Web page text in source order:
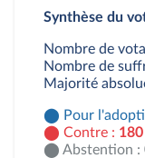
Synthèse du
Nombre de
Nombre de
Majorité
Pour
Contre : 180
Abstention :